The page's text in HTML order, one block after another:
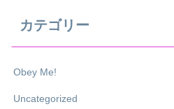
カテゴリー
Obey Me!
Uncategorized